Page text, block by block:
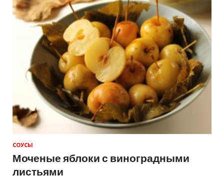
СОУСЫ
Моченые яблоки с виноградными
листьями